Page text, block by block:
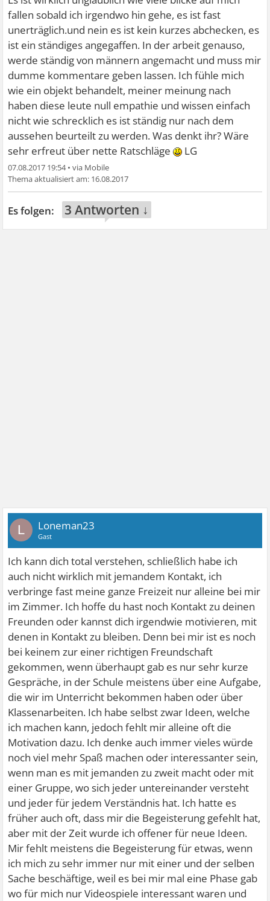
fallen sobald ich irgendwo hin gehe, es ist fast
unerträglich.und nein es ist kein kurzes abchecken, es
ist ein ständiges angegaffen. In der arbeit genauso,
werde ständig von männern angemacht und muss mir
dumme kommentare geben lassen. Ich fühle mich
wie ein objekt behandelt, meiner meinung nach
haben diese leute null empathie und wissen einfach
nicht wie schrecklich es ist ständig nur nach dem
aussehen beurteilt zu werden. Was denkt ihr? Wäre
sehr erfreut über nette Ratschläge
LG
07.08.2017 19:54•
16.08.2017
3 Antworten ↓
L Loneman23
Gast
Ich kann dich total verstehen, schließlich habe ich
auch nicht wirklich mit jemandem Kontakt, ich
verbringe fast meine ganze Freizeit nur alleine bei mir
im Zimmer. Ich hoffe du hast noch Kontakt zu deinen
Freunden oder kannst dich irgendwie motivieren, mit
denen in Kontakt zu bleiben. Denn bei mir ist es noch
bei keinem zur einer richtigen Freundschaft
gekommen, wenn überhaupt gab es nur sehr kurze
Gespräche, in der Schule meistens über eine Aufgabe,
die wir im Unterricht bekommen haben oder über
Klassenarbeiten. Ich habe selbst zwar Ideen, welche
ich machen kann, jedoch fehlt mir alleine oft die
Motivation dazu. Ich denke auch immer vieles würde
noch viel mehr Spaß machen oder interessanter sein,
wenn man es mit jemanden zu zweit macht oder mit
einer Gruppe, wo sich jeder untereinander versteht
und jeder für jedem Verständnis hat. Ich hatte es
früher auch oft, dass mir die Begeisterung gefehlt hat,
aber mit der Zeit wurde ich offener für neue Ideen.
Mir fehlt meistens die Begeisterung für etwas, wenn
ich mich zu sehr immer nur mit einer und der selben
Sache beschäftige, weil es bei mir mal eine Phase gab
wo für mich nur Videospiele interessant waren und